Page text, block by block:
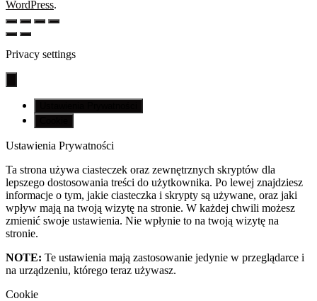
WordPress.
Privacy settings
Ustawienia Prywatności
Ta strona używa ciasteczek oraz zewnętrznych skryptów dla
lepszego dostosowania treści do użytkownika. Po lewej znajdziesz
informacje o tym, jakie ciasteczka i skrypty są używane, oraz jaki
wpływ mają na twoją wizytę na stronie. W każdej chwili możesz
zmienić swoje ustawienia. Nie wpłynie to na twoją wizytę na
stronie.
NOTE: Te ustawienia mają zastosowanie jedynie w przeglądarce i
na urządzeniu, którego teraz używasz.
Cookie